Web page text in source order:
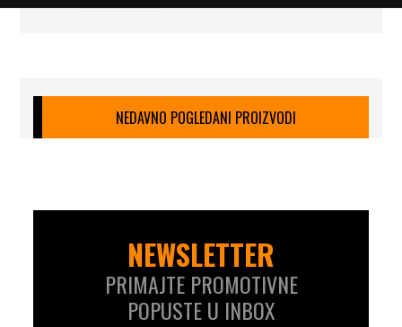
NEDAVNO POGLEDANI PROIZVODI
NEWSLETTER
PRIMAJTE PROMOTIVNE
POPUSTE U INBOX